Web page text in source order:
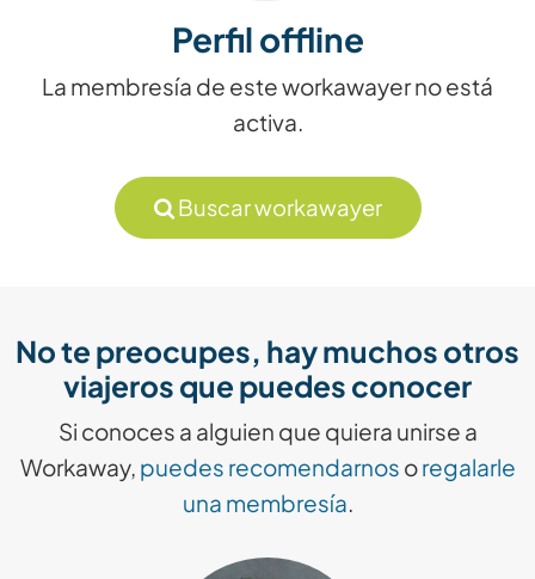
Perfil offline
La membresía de este workawayer no está
activa.
Buscar workawayer
No te preocupes, hay muchos otros
viajeros que puedes conocer
Si conoces a alguien que quiera unirse a
Workaway, puedes recomendarnos oregalarle
una membresía